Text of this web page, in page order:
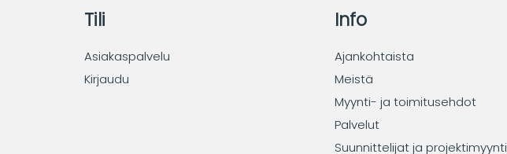
Tili
Asiakaspalvelu
Kirjaudu
Info
Ajankohtaista
Meistä
Myynti- ja toimitusehdot
Palvelut
Suunnittelijat ja projektimyynti